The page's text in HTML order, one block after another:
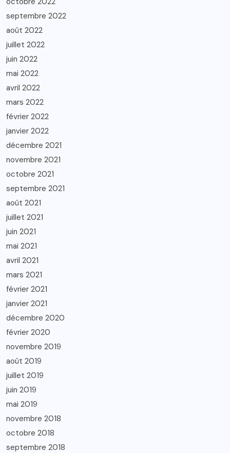
septembre 2022
août 2022
juillet 2022
juin 2022
mai 2022
avril 2022
mars 2022
février 2022
janvier 2022
décembre 2021
novembre 2021
octobre 2021
septembre 2021
août 2021
juillet 2021
juin 2021
mai 2021
avril 2021
mars 2021
février 2021
janvier 2021
décembre 2020
février 2020
novembre 2019
août 2019
juillet 2019
juin 2019
mai 2019
novembre 2018
octobre 2018
septembre 2018